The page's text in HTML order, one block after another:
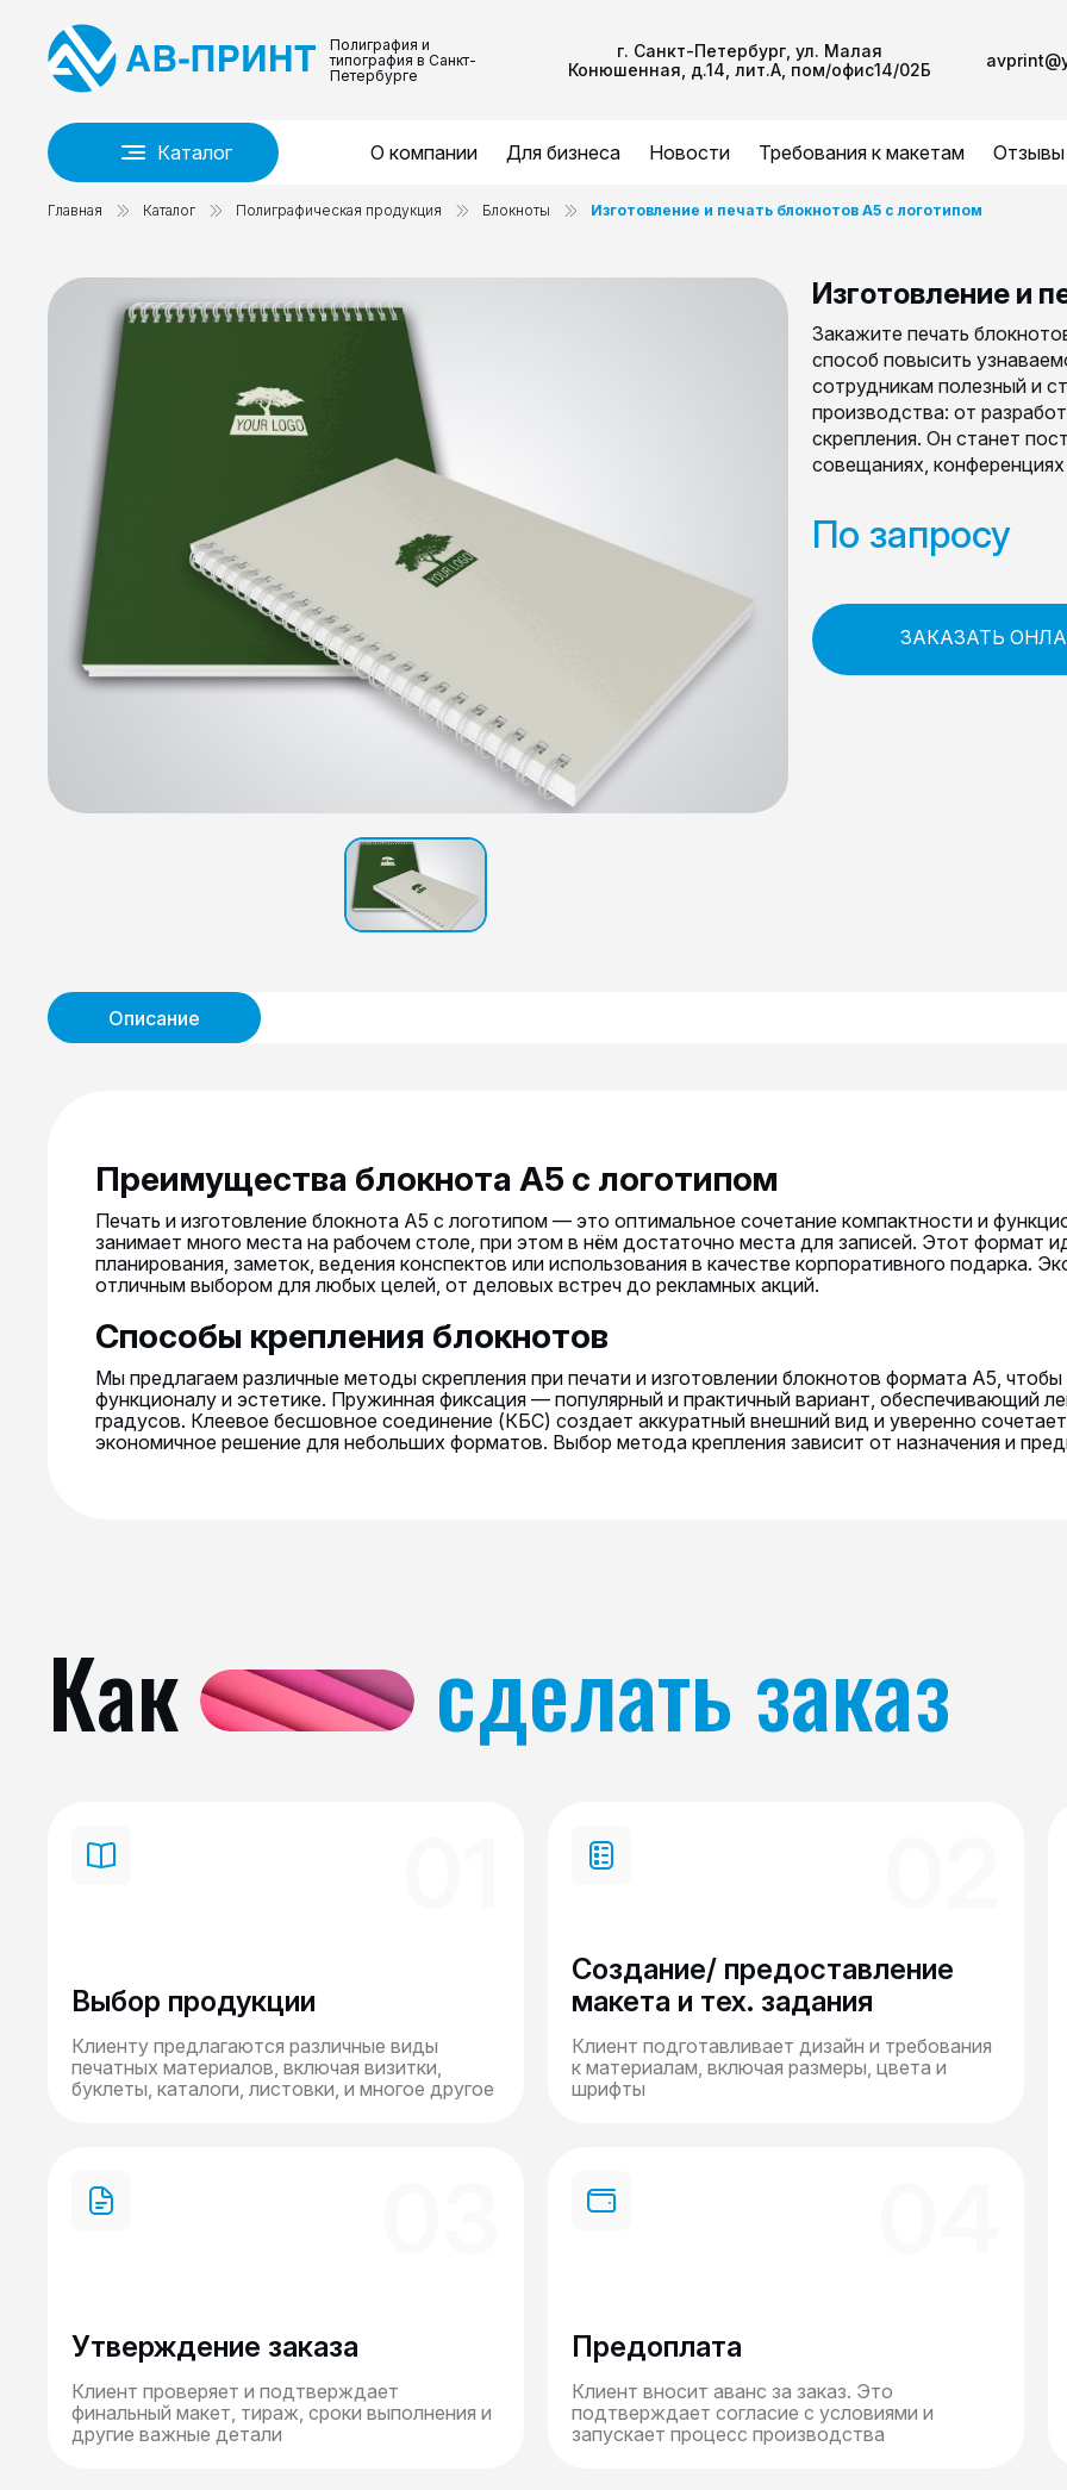
Полиграфия и
типография в Санкт-
Петербурге
г. Санкт-Петербург, ул. Малая
Конюшенная, д.14, лит.А, пом/офис14/02Б
Каталог О компании Для бизнеса Новости Требования к макетам Отзывы
Главная Каталог Полиграфическая продукция Блокноты Изготовление и печать блокнотов А5 с логотипом
Изготовление и
Закажите печать
способ повысить
сотрудникам полезный и
производства: от
скрепления. Он станет
совещаниях,
По запросу
ЗАКАЗАТЬ
Описание
Преимущества блокнота А5 с логотипом
Печать и изготовление блокнота А5 с логотипом — это оптимальное сочетание компактности и
занимает много места на рабочем столе, при этом в нём достаточно места для записей. Этот формат
планирования, заметок, ведения конспектов или использования в качестве корпоративного подарка.
отличным выбором для любых целей, от деловых встреч до рекламных акций.
Способы крепления блокнотов
Мы предлагаем различные методы скрепления при печати и изготовлении блокнотов формата А5,
функционалу и эстетике. Пружинная фиксация — популярный и практичный вариант, обеспечивающий
градусов. Клеевое бесшовное соединение (КБС) создает аккуратный внешний вид и уверенно
экономичное решение для небольших форматов. Выбор метода крепления зависит от назначения и
Как сделать заказ
Выбор продукции
Клиенту предлагаются различные виды
печатных материалов, включая визитки,
буклеты, каталоги, листовки, и многое другое
Создание/ предоставление
макета и тех. задания
Клиент подготавливает дизайн и требования
к материалам, включая размеры, цвета и
шрифты
Утверждение заказа
Клиент проверяет и подтверждает
финальный макет, тираж, сроки выполнения и
другие важные детали
Предоплата
Клиент вносит аванс за заказ. Это
подтверждает согласие с условиями и
запускает процесс производства